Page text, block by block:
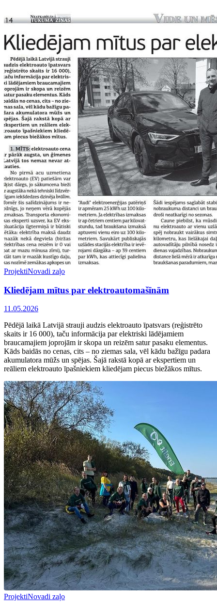
ProjektiNovadi zaļo
Kliedējam mītus par elektroautomašīnām
11.05.2026
Pēdējā laikā Latvijā strauji audzis elektroauto īpatsvars (reģistrēto
skaits ir 16 000), taču informācija par elektriski lādējamiem
braucamajiem joprojām ir skopa un reizēm satur pasaku elementus.
Kāds baidās no cenas, cits – no ziemas sala, vēl kādu bažīgu padara
akumulatora mūžs un spējas. Šajā rakstā kopā ar ekspertiem un
reāliem elektroauto īpašniekiem kliedējam piecus biežākos mītus.
ProjektiNovadi zaļo